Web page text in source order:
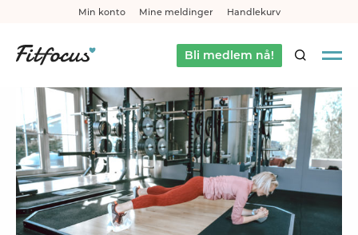
Min konto Mine meldinger Handlekurv
Bli medlem nå!SØK